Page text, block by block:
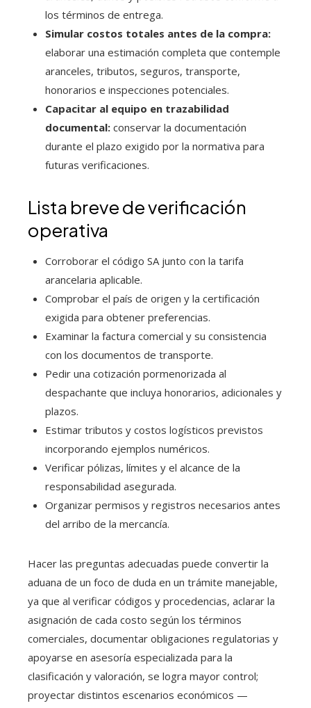
los términos de entrega.
Simular costos totales antes de la compra:
elaborar una estimación completa que contemple
aranceles, tributos, seguros, transporte,
honorarios e inspecciones potenciales.
Capacitar al equipo en trazabilidad
documental: conservar la documentación
durante el plazo exigido por la normativa para
futuras verificaciones.
Lista breve de verificación
operativa
Corroborar el código SA junto con la tarifa
arancelaria aplicable.
Comprobar el país de origen y la certificación
exigida para obtener preferencias.
Examinar la factura comercial y su consistencia
con los documentos de transporte.
Pedir una cotización pormenorizada al
despachante que incluya honorarios, adicionales y
plazos.
Estimar tributos y costos logísticos previstos
incorporando ejemplos numéricos.
Verificar pólizas, límites y el alcance de la
responsabilidad asegurada.
Organizar permisos y registros necesarios antes
del arribo de la mercancía.
Hacer las preguntas adecuadas puede convertir la
aduana de un foco de duda en un trámite manejable,
ya que al verificar códigos y procedencias, aclarar la
asignación de cada costo según los términos
comerciales, documentar obligaciones regulatorias y
apoyarse en asesoría especializada para la
clasificación y valoración, se logra mayor control;
proyectar distintos escenarios económicos —